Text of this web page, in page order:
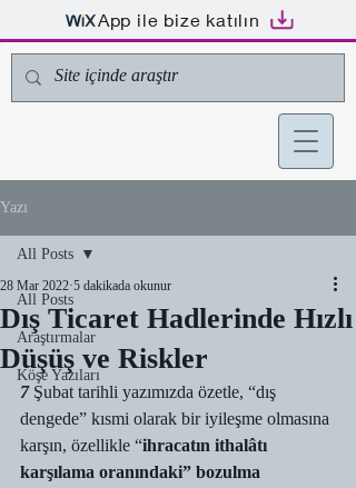
App ile bize katılın
Yazı
All Posts
Araştırmalar
Köşe Yazıları
All Posts
Dış Ticaret Hadlerinde Hızlı
Düşüş ve Riskler
28 Mar 2022 5 dakikada okunur
7 Şubat tarihli yazımızda özetle, “dış
dengede” kısmi olarak bir iyileşme olmasına
karşın, özellikle “ihracatın ithalâtı
karşılama oranındaki” bozulma